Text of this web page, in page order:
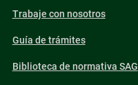
Trabaje con nosotros
Guía de trámites
Biblioteca de normativa SAG